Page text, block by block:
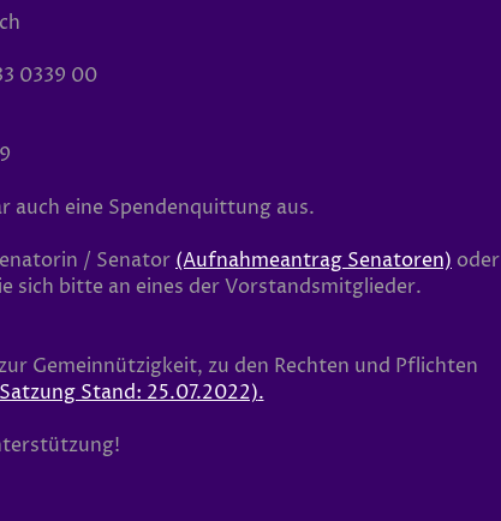
0339 00
auch eine Spendenquittung aus.
/ Senator (Aufnahmeantrag Senatoren) oder
sich bitte an eines der Vorstandsmitglieder.
Gemeinnützigkeit, zu den Rechten und Pflichten
Stand: 25.07.2022).